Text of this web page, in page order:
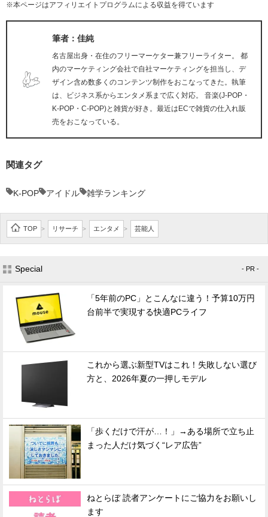
※本ページはアフィリエイトプログラムによる収益を得ています
筆者：佳純
名古屋出身・在住のフリーマーケター兼フリーライター。 都
内のマーケティング会社で自社マーケティングを担当し、デ
ザイン含め数多くのコンテンツ制作をおこなってきた。執筆
は、ビジネス系からエンタメ系まで広く対応。 音楽(J-POP・
K-POP・C-POP)と雑貨が好き。最近はECで雑貨の仕入れ販
売をおこなっている。
関連タグ
K-POP アイドル 雑学ランキング
TOP > リサーチ > エンタメ > 芸能人
Special - PR -
「5年前のPC」とこんなに違う！予算10万円
台前半で実現する快適PCライフ
これから選ぶ新型TVはこれ！失敗しない選び
方と、2026年夏の一押しモデル
「歩くだけで汗が…！」→ある場所で立ち止
まった人だけ気づく“レア広告”
ねとらぼ 読者アンケートにご協力をお願いし
ます